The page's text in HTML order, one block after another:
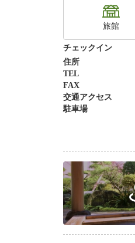
旅館
チェックイン
住所
TEL
FAX
交通アクセス
駐車場